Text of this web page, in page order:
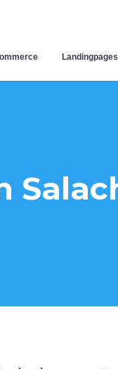
Landingpages